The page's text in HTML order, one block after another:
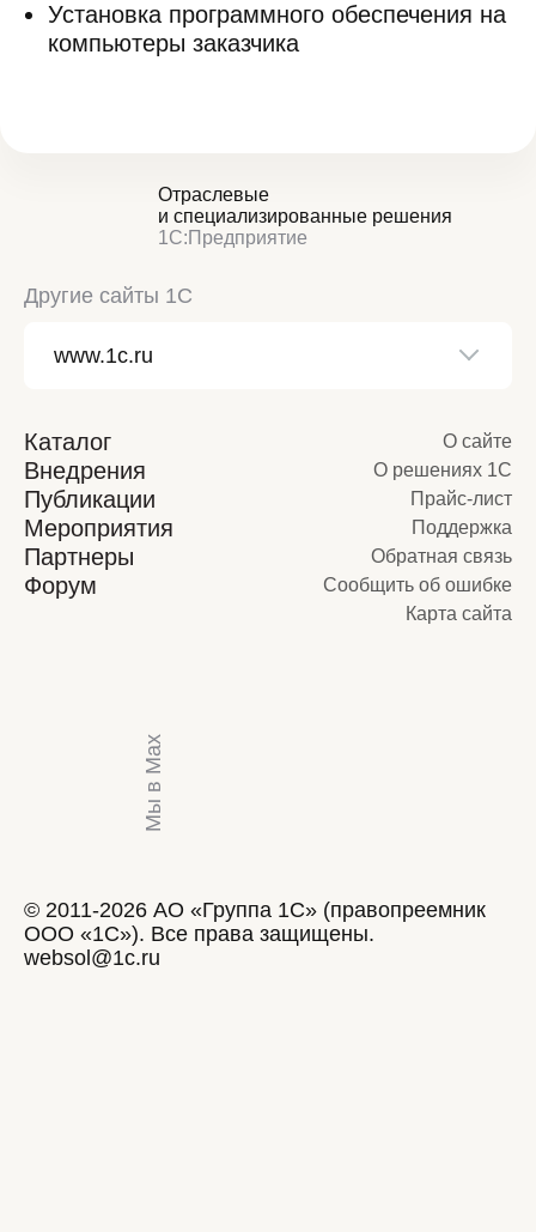
Установка программного обеспечения на
компьютеры заказчика
Отраслевые
и специализированные решения
1С:Предприятие
Другие сайты 1С
Каталог
Внедрения
Публикации
Мероприятия
Партнеры
Форум
О сайте
О решениях 1С
Прайс-лист
Поддержка
Обратная связь
Сообщить об ошибке
Карта сайта
Мы в Max
© 2011-2026 АО «Группа 1С» (правопреемник
ООО «1С»). Все права защищены.
websol@1c.ru